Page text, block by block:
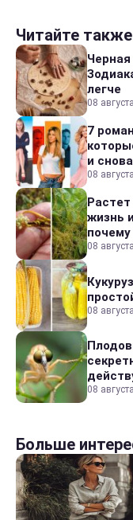
Читайте также
Черная
легче
08
7
и снова
08
жизнь
08
08
08
Больше